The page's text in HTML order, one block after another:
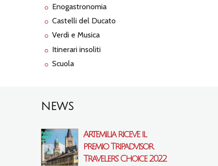
Enogastronomia
Castelli del Ducato
Verdi e Musica
Itinerari insoliti
Scuola
NEWS
Artemilia riceve il
premio Tripadvisor
Travelers’ Choice 2022